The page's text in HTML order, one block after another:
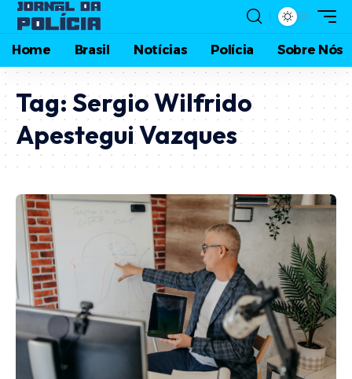
Home Brasil Notícias Polícia Sobre Nós
Tag: Sergio Wilfrido
Apestegui Vazques